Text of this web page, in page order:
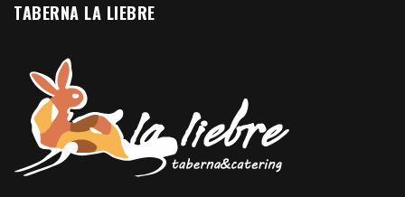
TABERNA LA LIEBRE